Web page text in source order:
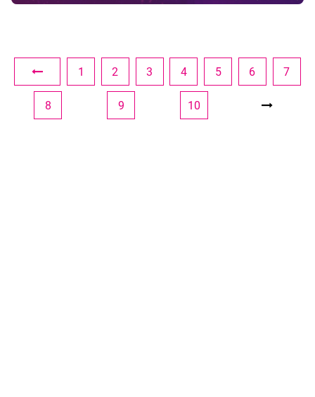
1 2 3 4 5 6 7
8 9 10